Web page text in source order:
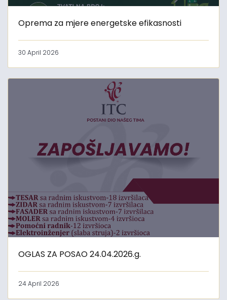
Oprema za mjere energetske efikasnosti
30 April 2026
OGLAS ZA POSAO 24.04.2026.g.
24 April 2026